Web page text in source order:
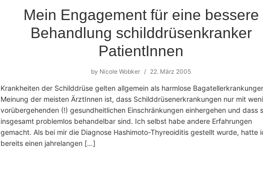
Mein Engagement für eine bessere
Behandlung schilddrüsenkranker
PatientInnen
by Nicole Wobker / 22. März 2005
Krankheiten der Schilddrüse gelten allgemein als harmlose
Meinung der meisten ÄrztInnen ist, dass Schilddrüsenerkrankungen nur mit
vorübergehenden (!) gesundheitlichen Einschränkungen einhergehen und dass
insgesamt problemlos behandelbar sind. Ich selbst habe andere Erfahrungen
gemacht. Als bei mir die Diagnose Hashimoto-Thyreoiditis gestellt wurde, hatte
bereits einen jahrelangen […]